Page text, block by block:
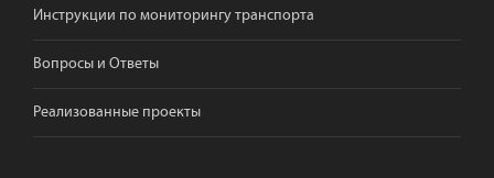
Инструкции по мониторингу транспорта
Вопросы и Ответы
Реализованные проекты